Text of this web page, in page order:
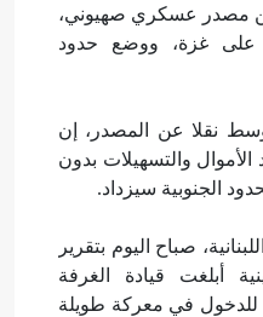
مصدر عسكري صهيوني،
على غزة، ووضع حدود
نقلا عن المصدر، إن
الأموال والتسهيلات بدون
الجنوبية سيزداد.
صباح اليوم بتقرير
أبلغت قيادة الغرفة
للدخول في معركة طويلة